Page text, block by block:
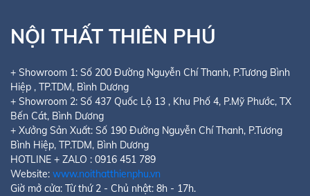
NỘI THẤT THIÊN PHÚ
+ Showroom 1: Số 200 Đường Nguyễn Chí Thanh, P.Tương Bình
Hiệp , TP.TDM, Bình Dương
+ Showroom 2: Số 437 Quốc Lộ 13 , Khu Phố 4, P.Mỹ Phước, TX
Bến Cát, Bình Dương
+ Xưởng Sản Xuất: Số 190 Đường Nguyễn Chí Thanh, P.Tương
Bình Hiệp, TP.TDM, Bình Dương
HOTLINE + ZALO : 0916 451 789
Website: www.noithatthienphu.vn
Giờ mở cửa: Từ thứ 2 - Chủ nhật: 8h - 17h.